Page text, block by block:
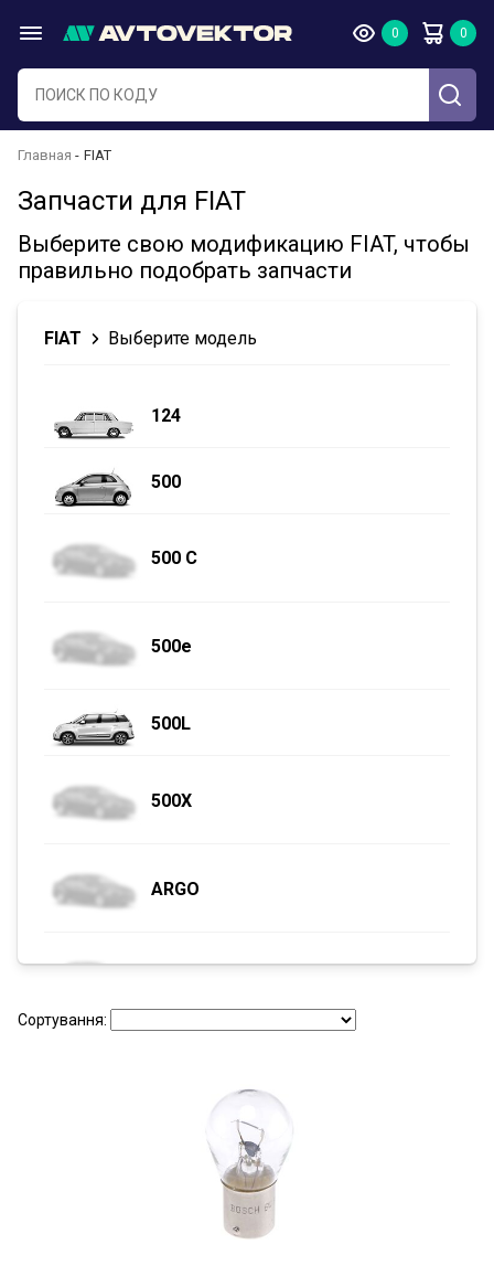
Главная FIAT
Запчасти для FIAT
Выберите свою модификацию FIAT, чтобы
правильно подобрать запчасти
FIAT Выберите модель
124
500
500 C
500e
500L
500X
ARGO
BRAVO Van
Сортування: